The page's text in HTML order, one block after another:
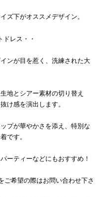
ズ下がオススメデザイン。
ドレス・・
ンが目を惹く、洗練された大
地とシアー素材の切り替え
け感を演出します。
プが華やかさを添え、特別な
です。
ーティーなどにもおすすめ！
ご希望の際はお問い合わせ下さ